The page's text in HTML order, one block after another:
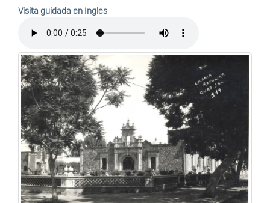
Visita guidada en Ingles